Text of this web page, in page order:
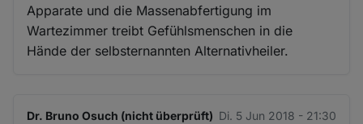
Apparate und die Massenabfertigung im
Wartezimmer treibt Gefühlsmenschen in die
Hände der selbsternannten Alternativheiler.
Dr. Bruno Osuch (nicht überprüft) Di. 5 Jun 2018 - 21:30